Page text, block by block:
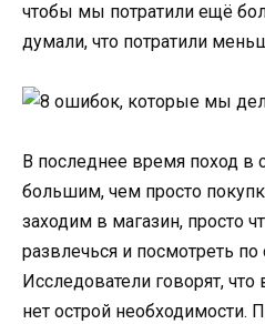
чтобы мы потратили ещё
думали, что потратили
В последнее время поход в
большим, чем просто
заходим в магазин, просто
развлечься и посмотреть по
Исследователи говорят,
нет острой необходимости.